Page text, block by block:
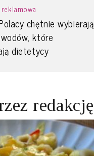
chętnie wybierają
które
dietetycy
redakcję